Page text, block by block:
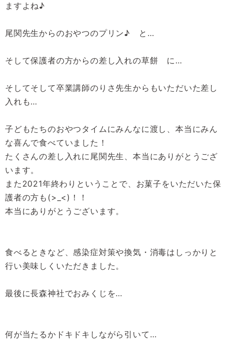
ますよね♪
尾関先生からのおやつのプリン♪ と…
そして保護者の方からの差し入れの草餅 に…
そしてそして卒業講師のりさ先生からもいただいた差し
入れも…
子どもたちのおやつタイムにみんなに渡し、本当にみん
な喜んで食べていました！
たくさんの差し入れに尾関先生、本当にありがとうござ
います。
また2021年終わりということで、お菓子をいただいた保
護者の方も(>_<)！！
本当にありがとうございます。
食べるときなど、感染症対策や換気・消毒はしっかりと
行い美味しくいただきました。
最後に長森神社でおみくじを…
何が当たるかドキドキしながら引いて…